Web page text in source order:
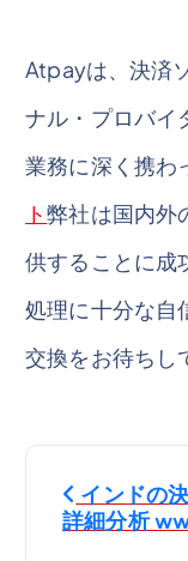
Atpayは、決済
ナル・プロバイ
業務に深く携わ
ト弊社は国内外
供することに成
処理に十分な自
交換をお待ちし
投
稿
インドの
詳細分析